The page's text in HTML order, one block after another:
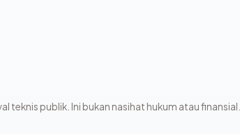
teknis publik. Ini bukan nasihat hukum atau finansial.